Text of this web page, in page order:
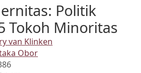
Politik
Tokoh Minoritas
van Klinken
Obor